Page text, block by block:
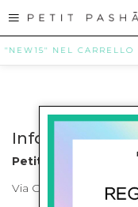
NEL
Info contatti
Petit Pasha
Via Cilea, 255 Napoli